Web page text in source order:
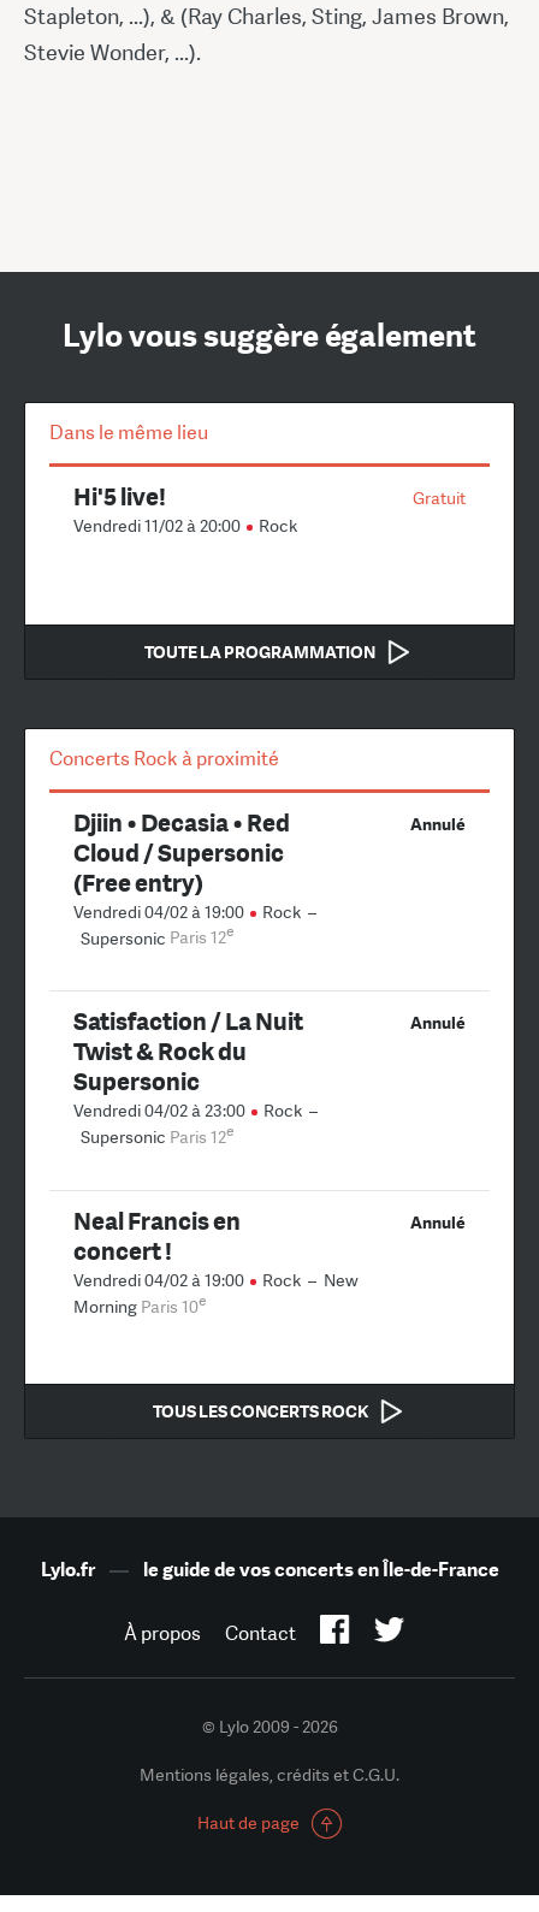
Stapleton, ...), & (Ray Charles, Sting, James Brown,
Stevie Wonder, ...).
Lylo vous suggère également
Dans le même lieu
Gratuit
Hi'5 live!
Vendredi 11/02 à 20:00 Rock
TOUTE LA PROGRAMMATION
Concerts Rock à proximité
Annulé
Djiin • Decasia • Red
Cloud / Supersonic
(Free entry)
Vendredi 04/02 à 19:00 Rock –
Supersonic Paris 12e
Annulé
Satisfaction / La Nuit
Twist & Rock du
Supersonic
Vendredi 04/02 à 23:00 Rock –
Supersonic Paris 12e
Annulé
Neal Francis en
concert !
Vendredi 04/02 à 19:00 Rock – New
Morning Paris 10e
TOUS LES CONCERTS ROCK
Lylo.fr— le guide de vos concerts en Île-de-France
À propos Contact
© Lylo 2009 - 2026
Mentions légales, crédits et C.G.U.
Haut de page